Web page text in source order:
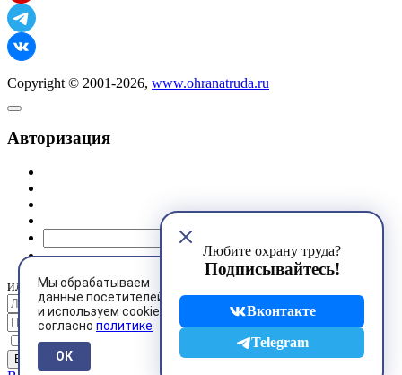
Мы обрабатываем
данные посетителей
и используем cookies
согласно политике
ОК
Любите охрану труда?
Подписывайтесь!
Вконтакте
Telegram
Copyright © 2001-2026, www.ohranatruda.ru
Авторизация
или
Запомнить меня